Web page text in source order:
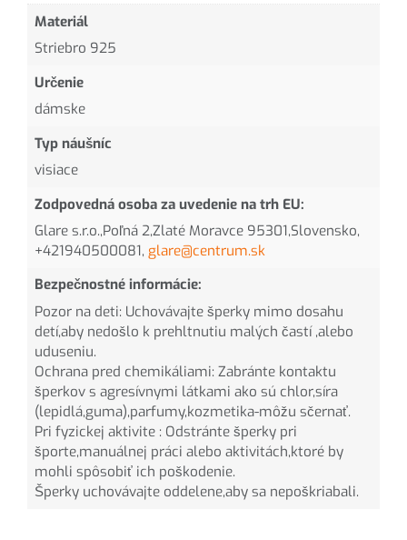
Materiál
Striebro 925
Určenie
dámske
Typ náušníc
visiace
Zodpovedná osoba za uvedenie na trh EU:
Glare s.r.o.,Poľná 2,Zlaté Moravce 95301,Slovensko,
+421940500081, glare@centrum.sk
Bezpečnostné informácie:
Pozor na deti: Uchovávajte šperky mimo dosahu
detí,aby nedošlo k prehltnutiu malých častí ,alebo
uduseniu.
Ochrana pred chemikáliami: Zabránte kontaktu
šperkov s agresívnymi látkami ako sú chlor,síra
(lepidlá,guma),parfumy,kozmetika-môžu sčernať.
Pri fyzickej aktivite : Odstránte šperky pri
športe,manuálnej práci alebo aktivitách,ktoré by
mohli spôsobiť ich poškodenie.
Šperky uchovávajte oddelene,aby sa nepoškriabali.